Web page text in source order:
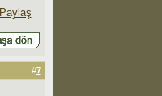
Paylaş
#7